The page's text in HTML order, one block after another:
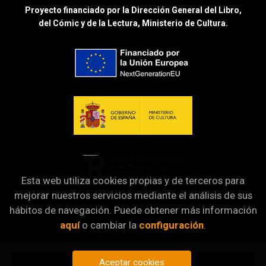
Proyecto financiado por la Dirección General del Libro,
del Cómic y de la Lectura, Ministerio de Cultura.
Esta web utiliza cookies propias y de terceros para
mejorar nuestros servicios mediante el análisis de sus
hábitos de navegación. Puede obtener más información
aquío cambiar la configuración.
Aceptar cookies